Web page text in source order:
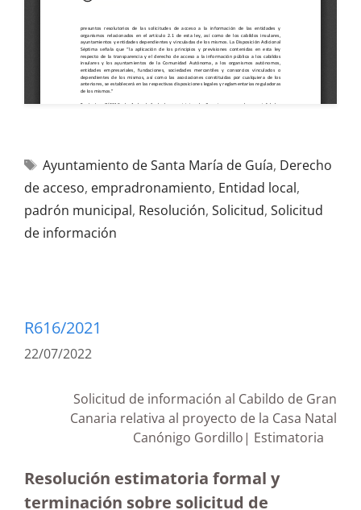
Ayuntamiento de Santa María de Guía, Derecho
de acceso, empradronamiento, Entidad local,
padrón municipal, Resolución, Solicitud, Solicitud
de información
R616/2021
22/07/2022
Solicitud de información al Cabildo de Gran
Canaria relativa al proyecto de la Casa Natal
Canónigo Gordillo| Estimatoria
Resolución estimatoria formal y
terminación sobre solicitud de